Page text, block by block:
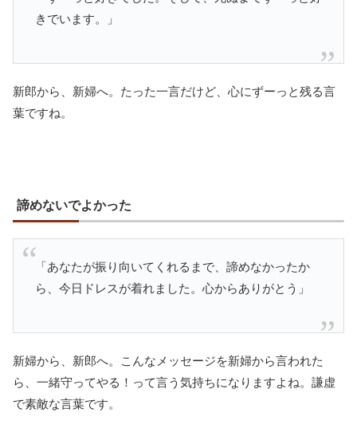
きでいます。」
新郎から、新婦へ。たった一言だけど、心にずーっと残る言
葉ですね。
諦めないでよかった
「あなたが振り向いてくれるまで、諦めなかったか
ら、今日ドレスが着れました。心からありがとう」
新婦から、新郎へ。こんなメッセージを新婦から言われた
ら、一緒守ってやる！って言う気持ちになりますよね。謙虚
で素敵な言葉です。